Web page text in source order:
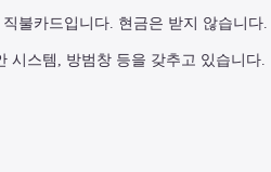
불카드입니다. 현금은 받지 않습니다.
시스템, 방범창 등을 갖추고 있습니다.